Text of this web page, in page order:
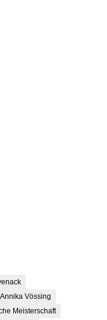
Annika Vössing
Meisterschaft